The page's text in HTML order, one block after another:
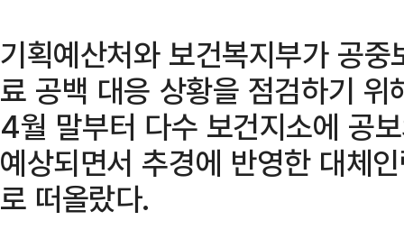
기획예산처와 보건복지부가 공
료 공백 대응 상황을 점검하기
4월 말부터 다수 보건지소에 공
예상되면서 추경에 반영한 대체
로 떠올랐다.